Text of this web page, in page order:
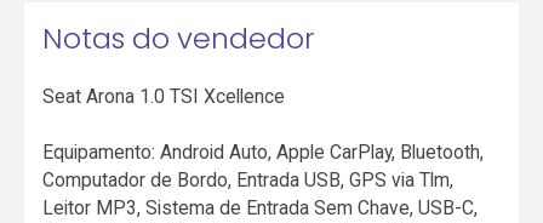
Notas do vendedor
Seat Arona 1.0 TSI Xcellence
Equipamento: Android Auto, Apple CarPlay, Bluetooth,
Computador de Bordo, Entrada USB, GPS via Tlm,
Leitor MP3, Sistema de Entrada Sem Chave, USB-C,